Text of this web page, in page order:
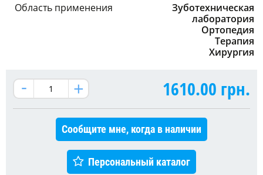
Область применения
Зуботехническая
лаборатория
Ортопедия
Терапия
Хирургия
1610.00 грн.
Сообщите мне, когда в наличии
Персональный каталог